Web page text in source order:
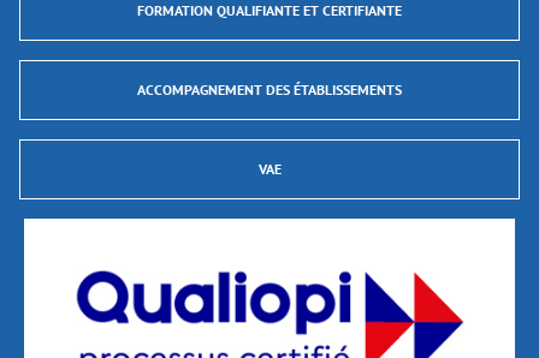
FORMATION QUALIFIANTE ET CERTIFIANTE
ACCOMPAGNEMENT DES ÉTABLISSEMENTS
VAE